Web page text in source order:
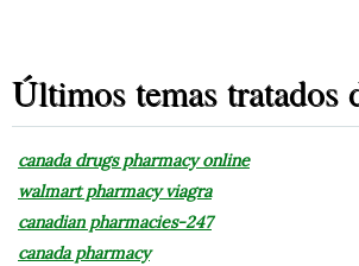
Últimos temas tratados
canada drugs pharmacy online
walmart pharmacy viagra
canadian pharmacies-247
canada pharmacy